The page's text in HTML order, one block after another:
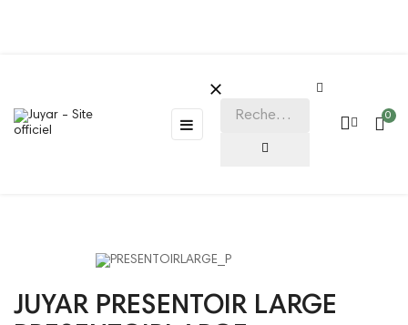
Basculer
la
☰

0
JUYAR PRESENTOIR LARGE